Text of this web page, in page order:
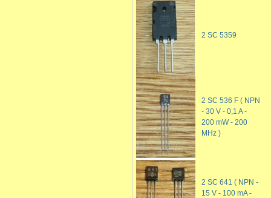
2 SC 5359
2 SC 536 F ( NPN
- 30 V - 0,1 A -
200 mW - 200
MHz )
2 SC 641 ( NPN -
15 V - 100 mA -